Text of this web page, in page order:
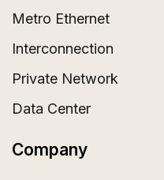
Metro Ethernet
Interconnection
Private Network
Data Center
Company